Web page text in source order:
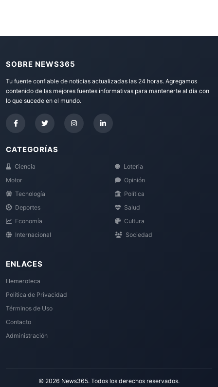
SOBRE NEWS365
Tu fuente confiable de noticias actualizadas las 24 horas. Agregamos
contenido de las mejores fuentes informativas para mantenerte al día con
lo que sucede en el mundo.
CATEGORÍAS
Ciencia
Motor
Tecnología
Deportes
Economía
Internacional
Loteria
Opinión
Política
Salud
Cultura
Sociedad
ENLACES
Hemeroteca
Política de Privacidad
Términos de Uso
Contacto
Administración
© 2026 News365. Todos los derechos reservados.